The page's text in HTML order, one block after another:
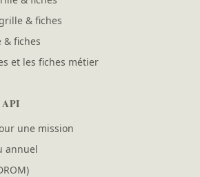
& fiches
& fiches
et les fiches métier
une mission
annuel